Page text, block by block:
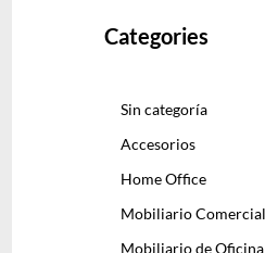
Categories
Sin categoría
Accesorios
Home Office
Mobiliario Comercial
Mobiliario de Oficina